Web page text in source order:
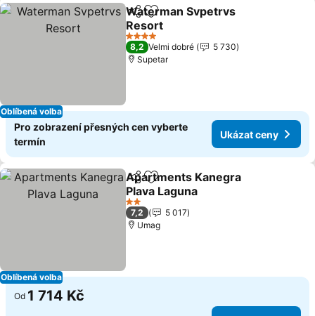
Oblíbená volba
SdíletPřidat na seznam oblíbených
Waterman Svpetrvs
Resort
4 Počet hvězdiček
8,2 Velmi dobré
5 730
Supetar
Pro zobrazení přesných cen vyberte
termín
Ukázat ceny
Oblíbená volba
SdíletPřidat na seznam oblíbených
Apartments Kanegra
Plava Laguna
2 Počet hvězdiček
7,2
5 017
Umag
Od 1 714 Kč